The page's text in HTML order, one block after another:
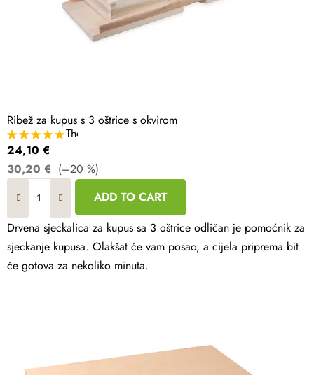
Ribež za kupus s 3 oštrice s okvirom
The
rating
is
5,0
stars.
24,10 €
30,20 € (–20 %)
ADD TO CART
Drvena sjeckalica za kupus sa 3 oštrice odličan je pomoćnik za
sjeckanje kupusa. Olakšat će vam posao, a cijela priprema bit
će gotova za nekoliko minuta.